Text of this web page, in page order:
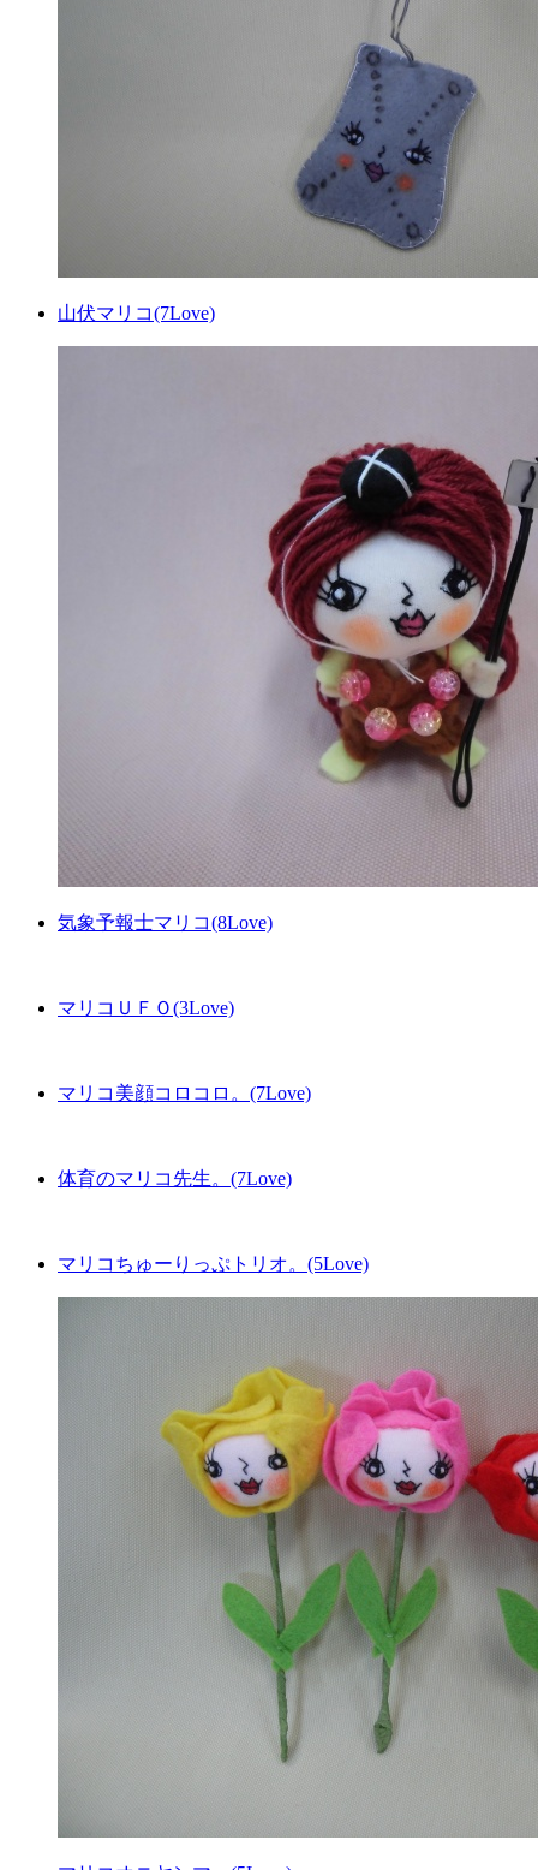
山伏マリコ(7Love)
気象予報士マリコ(8Love)
マリコＵＦＯ(3Love)
マリコ美顔コロコロ。(7Love)
体育のマリコ先生。(7Love)
マリコちゅーりっぷトリオ。(5Love)